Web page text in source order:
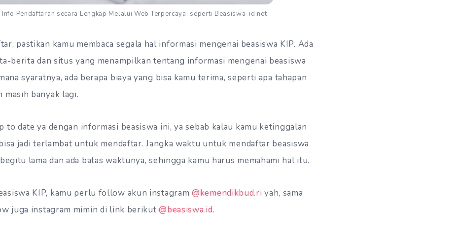
Info Pendaftaran secara Lengkap Melalui Web Terpercaya, seperti Beasiswa-id.net
pastikan kamu membaca segala hal informasi mengenai beasiswa KIP. Ada
berita dan situs yang menampilkan tentang informasi mengenai beasiswa
syaratnya, ada berapa biaya yang bisa kamu terima, seperti apa tahapan
masih banyak lagi.
to date ya dengan informasi beasiswa ini, ya sebab kalau kamu ketinggalan
jadi terlambat untuk mendaftar. Jangka waktu untuk mendaftar beasiswa
lama dan ada batas waktunya, sehingga kamu harus memahami hal itu.
KIP, kamu perlu follow akun instagram@kemendikbud.ri yah, sama
juga instagram mimin di link berikut@beasiswa.id.